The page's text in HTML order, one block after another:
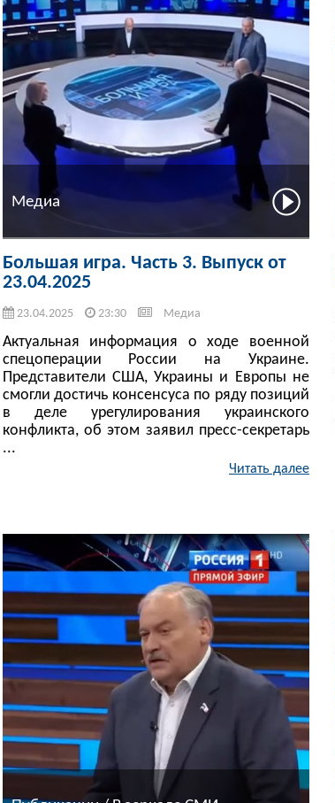
Медиа
Большая игра. Часть 3. Выпуск от
23.04.2025
23.04.2025 23:30 Медиа
Актуальная информация о ходе военной
спецоперации России на Украине.
Представители США, Украины и Европы не
смогли достичь консенсуса по ряду позиций
в деле урегулирования украинского
конфликта, об этом заявил пресс-секретарь
...
Читать далее